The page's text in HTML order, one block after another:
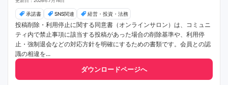
承諾書 SNS関連 経営・投資・法務
投稿削除・利用停止に関する同意書（オンラインサロン）は、コミュニ
ティ内で禁止事項に該当する投稿があった場合の削除基準や、利用停
止・強制退会などの対応方針を明確にするための書類です。会員との認
識の相違を...
ダウンロードページへ